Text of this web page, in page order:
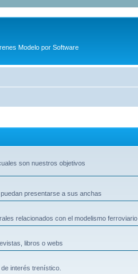
Modelo por Software
son nuestros objetivos
presentarse a sus anchas
relacionados con el modelismo ferroviario
libros o webs
interés trenístico.